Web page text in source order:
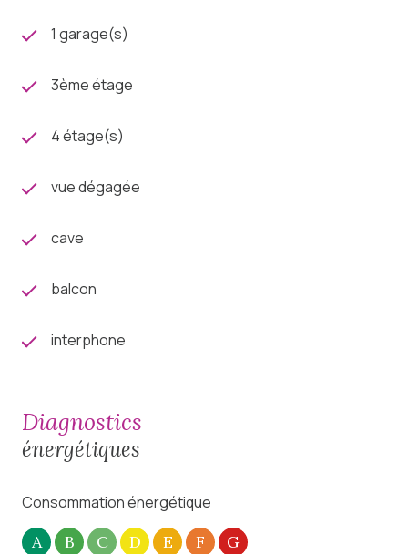
virtuelle sur mon site internet Charlotte Lichon
Immobilier.
1 garage(s)
3ème étage
4 étage(s)
vue dégagée
cave
balcon
interphone
diagnostics
énergétiques
Consommation énergétique
A B C D E F G